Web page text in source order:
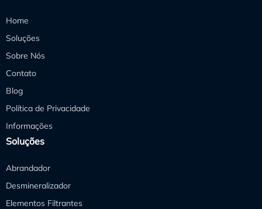
Home
Soluções
Sobre Nós
Contato
Blog
Política de Privacidade
Informações
Soluções
Abrandador
Desmineralizador
Elementos Filtrantes